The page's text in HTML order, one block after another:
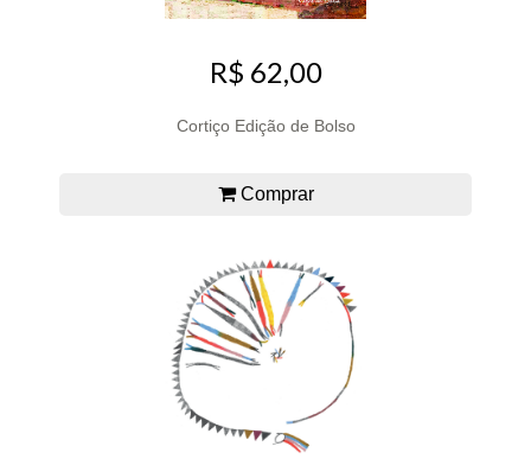
R$ 62,00
Cortiço Edição de Bolso
Comprar